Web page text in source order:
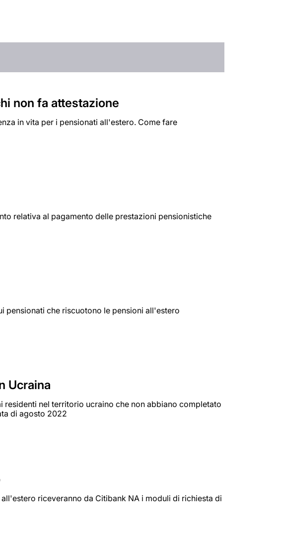
non fa attestazione
in vita per i pensionati all'estero. Come fare
relativa al pagamento delle prestazioni pensionistiche
pensionati che riscuotono le pensioni all'estero
Ucraina
residenti nel territorio ucraino che non abbiano completato
di agosto 2022
riceveranno da Citibank NA i moduli di richiesta di